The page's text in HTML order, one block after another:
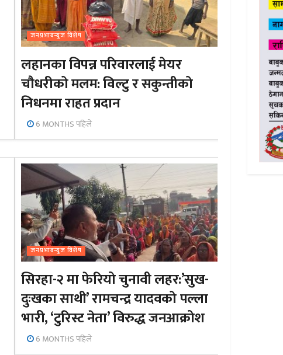
जनप्रभाबन्युज विशेष
लहानका विपन्न परिवारलाई मेयर
चौधरीको मलम: विल्टु र सकुन्तीको
निधनमा राहत प्रदान
6 MONTHS पहिले
जनप्रभाबन्युज विशेष
सिरहा-२ मा फेरियो चुनावी लहर:’सुख-
दुःखका साथी’ रामचन्द्र यादवको पल्ला
भारी, ‘टुरिस्ट नेता’ विरुद्ध जनआक्रोश
6 MONTHS पहिले